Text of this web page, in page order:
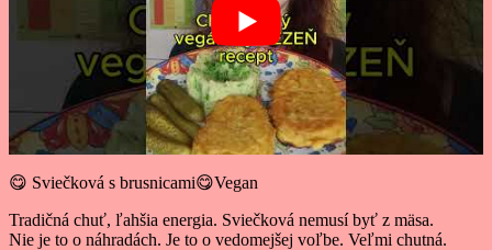
😋 Sviečková s brusnicami😋Vegan
Tradičná chuť, ľahšia energia. Sviečková nemusí byť z mäsa.
Nie je to o náhradách. Je to o vedomejšej voľbe. Veľmi chutná.